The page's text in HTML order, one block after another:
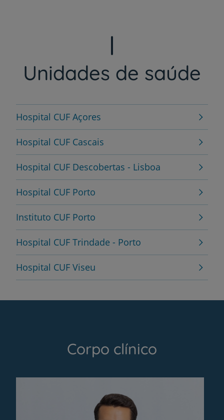
Unidades de saúde
Hospital CUF Açores
Hospital CUF Cascais
Hospital CUF Descobertas - Lisboa
Hospital CUF Porto
Instituto CUF Porto
Hospital CUF Trindade - Porto
Hospital CUF Viseu
Corpo clínico